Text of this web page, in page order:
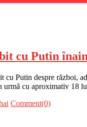
cu Putin
Putin despre război,
urmă cu aproximativ 18
Comment(0)